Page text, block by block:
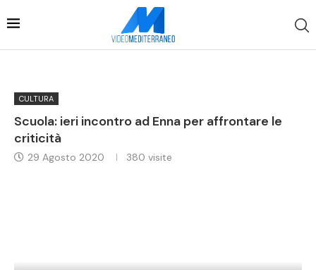
CULTURA
Scuola: ieri incontro ad Enna per affrontare le
criticità
29 Agosto 2020 380 visite